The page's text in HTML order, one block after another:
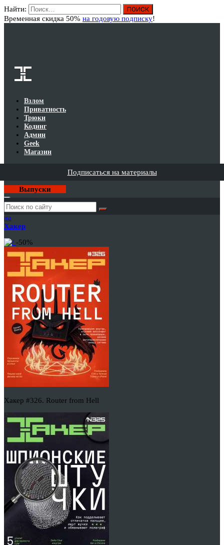
Найти:
Временная скидка 50% на годовую подписку!
Взлом
Приватность
Трюки
Кодинг
Админ
Geek
Магазин
Подписаться на материалы
Выпуски
Годовая
подписка
на
Хакер
-50%
Хакер #326. Router from Hell